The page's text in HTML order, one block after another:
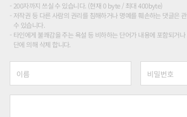
200자까지 쓰실 수 있습니다. (현재 0 byte / 최대 400byte)
저작권 등 다른 사람의 권리를 침해하거나 명예를 훼손하는 댓글은
수 있습니다.
타인에게 불쾌감을 주는 욕설 등 비하하는 단어가 내용에 포함되거
단에 의해 삭제 합니다.